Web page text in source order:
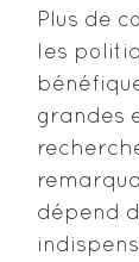
Plus de
les
grandes
dépend